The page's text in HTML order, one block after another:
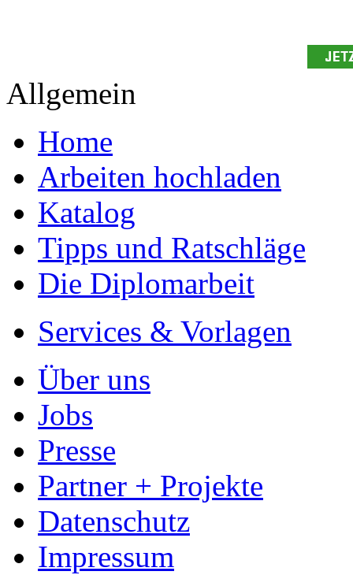
Allgemein
Home
Arbeiten hochladen
Katalog
Tipps und Ratschläge
Die Diplomarbeit
Services & Vorlagen
Über uns
Jobs
Presse
Partner + Projekte
Datenschutz
Impressum